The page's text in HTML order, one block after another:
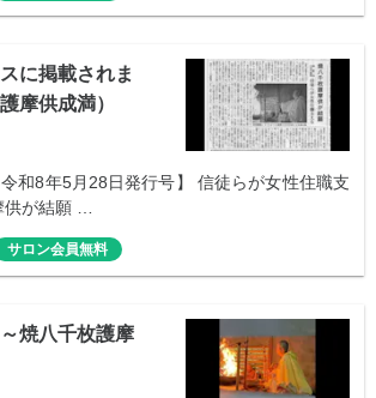
に掲載されま
摩供成満）
和8年5月28日発行号】 信徒らが女性住職支
供が結願 …
サロン会員無料
焼八千枚護摩